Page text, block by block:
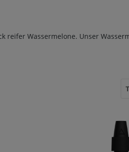
reifer Wassermelone. Unser